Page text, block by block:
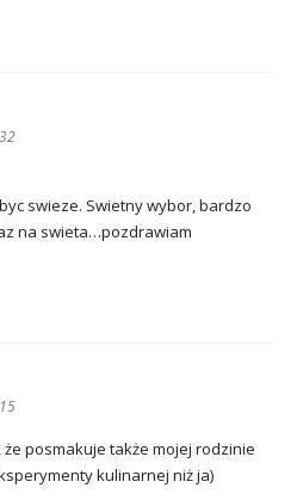
swieze. Swietny wybor, bardzo
na swieta…pozdrawiam
że posmakuje także mojej rodzinie
kulinarnej niż ja)